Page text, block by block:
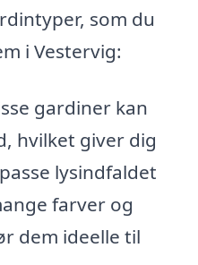
som du
i Vestervig:
gardiner kan
hvilket giver dig
lysindfaldet
farver og
dem ideelle til